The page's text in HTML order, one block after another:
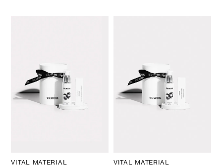
VITAL MATERIAL
VITAL MATERIAL